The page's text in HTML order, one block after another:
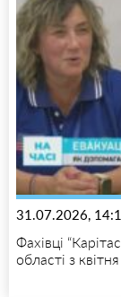
31.07.2026,
Фахівці
області з квітня